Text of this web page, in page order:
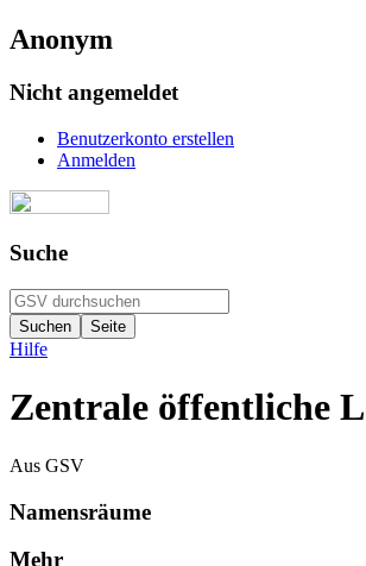
Anonym
Nicht angemeldet
Benutzerkonto erstellen
Anmelden
Suche
Hilfe
Zentrale öffentliche
Aus GSV
Namensräume
Mehr